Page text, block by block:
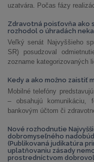
uzatvára. Počas fázy
Zdravotná poisťovňa ako
rozhodol o úhradách
Veľký senát Najvyššieho
SR) posudzoval
zozname kategorizovaných
Kedy a ako možno zaistiť
Mobilné telefóny
– obsahujú komunikáciu,
bankovým účtom či
Nové rozhodnutie
dobromyseľného
(Publikovaná judikatúra
uplatňovaniu zásady
prostredníctvom